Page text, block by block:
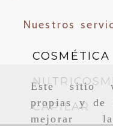
Este sitio
propias y de
mejorar
Nuestros
COSMÉTICA
CAPILAR